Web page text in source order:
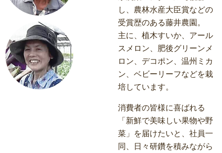
し、農林水産大臣賞などの
受賞歴のある藤井農園。
主に、植木すいか、アール
スメロン、肥後グリーンメ
ロン、デコポン、温州ミカ
ン、ベビーリーフなどを栽
培しています。
消費者の皆様に喜ばれる
「新鮮で美味しい果物や野
菜」を届けたいと、社員一
同、日々研鑽を積みながら